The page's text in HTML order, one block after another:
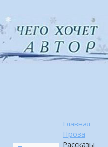
Главная
Проза
Рассказы